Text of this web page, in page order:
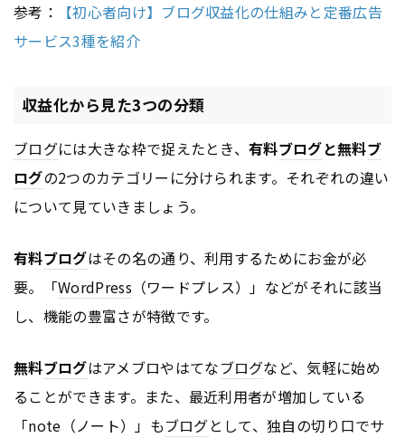
参考：
【初心者向け】ブログ収益化の仕組みと定番広告
サービス3種を紹介
収益化から見た3つの分類
ブログには大きな枠で捉えたとき、有料ブログと無料ブ
ログの2つのカテゴリーに分けられます。それぞれの違い
について見ていきましょう。
有料ブログはその名の通り、利用するためにお金が必
要。「WordPress（ワードプレス）」などがそれに該当
し、機能の豊富さが特徴です。
無料ブログはアメブロやはてなブログなど、気軽に始め
ることができます。また、最近利用者が増加している
「note（ノート）」もブログとして、独自の切り口でサ